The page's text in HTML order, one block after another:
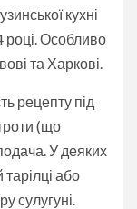
кухні
році. Особливо
та Харкові.
рецепту під
(що
У деяких
або
сулугуні.